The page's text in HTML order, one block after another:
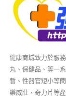
健康商城致力於服
丸、保健品、等一
暫、性器官短小等
樂威壯、奇力片等